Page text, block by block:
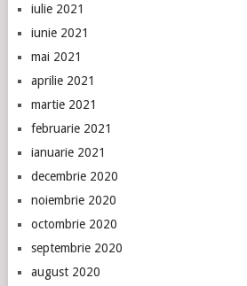
iulie 2021
iunie 2021
mai 2021
aprilie 2021
martie 2021
februarie 2021
ianuarie 2021
decembrie 2020
noiembrie 2020
octombrie 2020
septembrie 2020
august 2020